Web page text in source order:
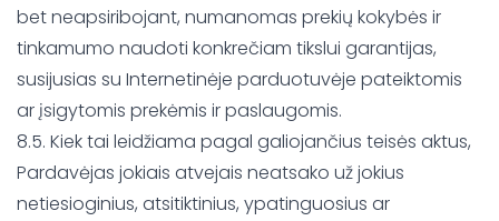
bet neapsiribojant, numanomas prekių kokybės ir
tinkamumo naudoti konkrečiam tikslui garantijas,
susijusias su Internetinėje parduotuvėje pateiktomis
ar įsigytomis prekėmis ir paslaugomis.
8.5. Kiek tai leidžiama pagal galiojančius teisės aktus,
Pardavėjas jokiais atvejais neatsako už jokius
netiesioginius, atsitiktinius, ypatinguosius ar